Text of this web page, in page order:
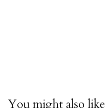
You might also like